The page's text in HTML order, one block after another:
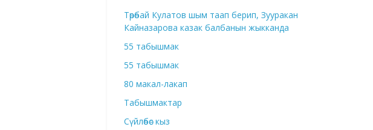
Төрөбай Кулатов шым таап берип, Зууракан
Кайназарова казак балбанын жыкканда
55 табышмак
55 табышмак
80 макал-лакап
Табышмактар
Сүйлөбөс кыз